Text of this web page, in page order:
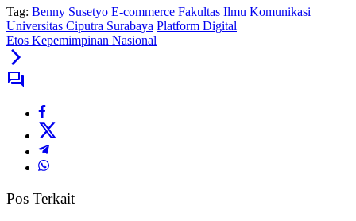
Tag: Benny Susetyo E-commerce Fakultas Ilmu Komunikasi
Universitas Ciputra Surabaya Platform Digital
Etos Kepemimpinan Nasional
Pos Terkait